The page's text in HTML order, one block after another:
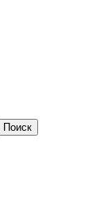
Поиск